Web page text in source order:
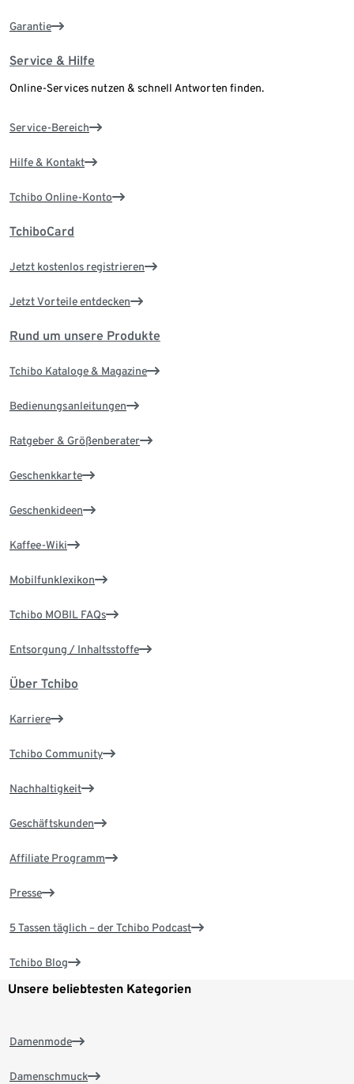
Garantie
Service & Hilfe
Online-Services nutzen & schnell Antworten finden.
Service-Bereich
Hilfe & Kontakt
Tchibo Online-Konto
TchiboCard
Jetzt kostenlos registrieren
Jetzt Vorteile entdecken
Rund um unsere Produkte
Tchibo Kataloge & Magazine
Bedienungsanleitungen
Ratgeber & Größenberater
Geschenkkarte
Geschenkideen
Kaffee-Wiki
Mobilfunklexikon
Tchibo MOBIL FAQs
Entsorgung / Inhaltsstoffe
Über Tchibo
Karriere
Tchibo Community
Nachhaltigkeit
Geschäftskunden
Affiliate Programm
Presse
5 Tassen täglich – der Tchibo Podcast
Tchibo Blog
Unsere beliebtesten Kategorien
Damenmode
Damenschmuck